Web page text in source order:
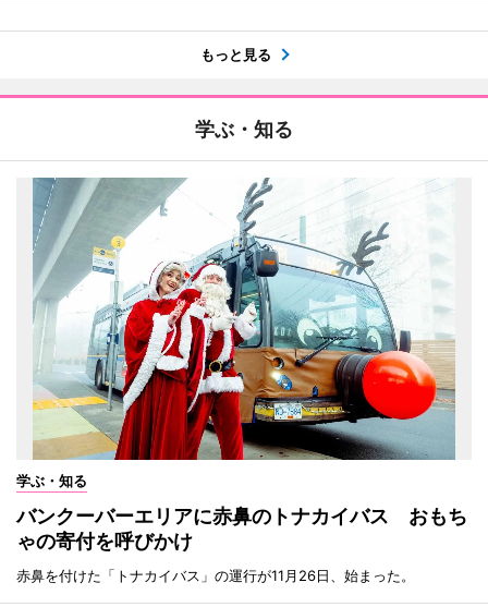
もっと見る
学ぶ・知る
学ぶ・知る
バンクーバーエリアに赤鼻のトナカイバス おもち
ゃの寄付を呼びかけ
赤鼻を付けた「トナカイバス」の運行が11月26日、始まった。